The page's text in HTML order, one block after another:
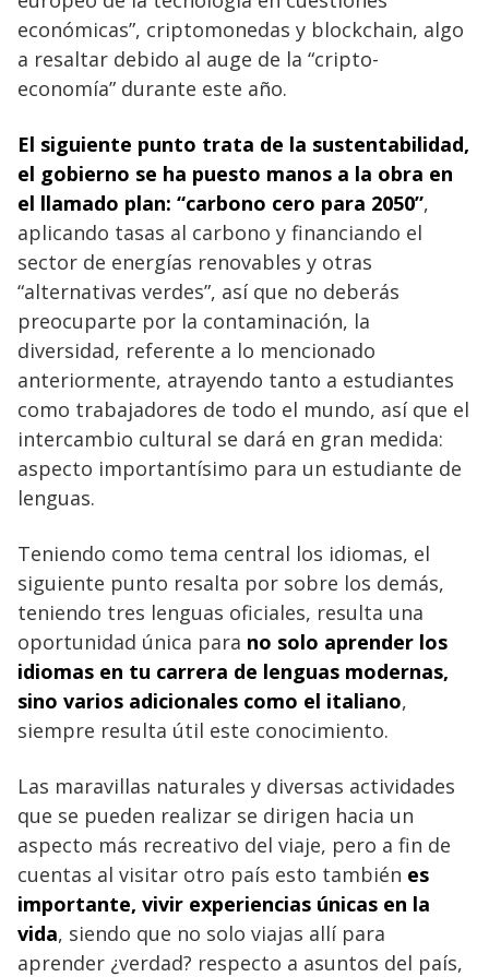
económicas”, criptomonedas y blockchain, algo
a resaltar debido al auge de la “cripto-
economía” durante este año.
El siguiente punto trata de la sustentabilidad,
el gobierno se ha puesto manos a la obra en
el llamado plan: “carbono cero para 2050”,
aplicando tasas al carbono y financiando el
sector de energías renovables y otras
“alternativas verdes”, así que no deberás
preocuparte por la contaminación, la
diversidad, referente a lo mencionado
anteriormente, atrayendo tanto a estudiantes
como trabajadores de todo el mundo, así que el
intercambio cultural se dará en gran medida:
aspecto importantísimo para un estudiante de
lenguas.
Teniendo como tema central los idiomas, el
siguiente punto resalta por sobre los demás,
teniendo tres lenguas oficiales, resulta una
oportunidad única para no solo aprender los
idiomas en tu carrera de lenguas modernas,
sino varios adicionales como el italiano,
siempre resulta útil este conocimiento.
Las maravillas naturales y diversas actividades
que se pueden realizar se dirigen hacia un
aspecto más recreativo del viaje, pero a fin de
cuentas al visitar otro país esto también es
importante, vivir experiencias únicas en la
vida, siendo que no solo viajas allí para
aprender ¿verdad? respecto a asuntos del país,